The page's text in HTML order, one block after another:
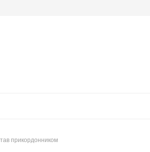
прикордонником